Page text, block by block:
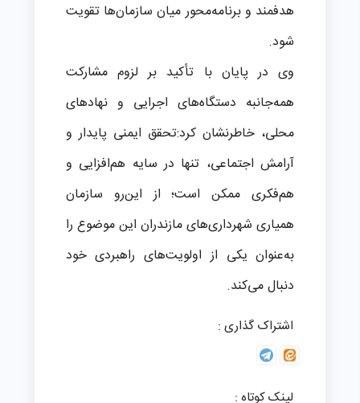
هدفمند و برنامه‌محور میان سازمان‌ها تقویت
شود.
وی در پایان با تأکید بر لزوم مشارکت
همه‌جانبه دستگاه‌های اجرایی و نهادهای
محلی، خاطرنشان کرد:تحقق ایمنی پایدار و
آرامش اجتماعی، تنها در سایه هم‌افزایی و
هم‌فکری ممکن است؛ از این‌رو سازمان
همیاری شهرداری‌های مازندران این موضوع را
به‌عنوان یکی از اولویت‌های راهبردی خود
دنبال می‌کند.
اشتراک گذاری :
لینک کوتاه :